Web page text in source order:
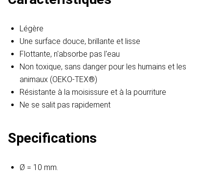
Légère
Une surface douce, brillante et lisse
Flottante, n'absorbe pas l'eau
Non toxique, sans danger pour les humains et les
animaux (OEKO-TEX®)
Résistante à la moisissure et à la pourriture
Ne se salit pas rapidement
Specifications
Ø = 10 mm.